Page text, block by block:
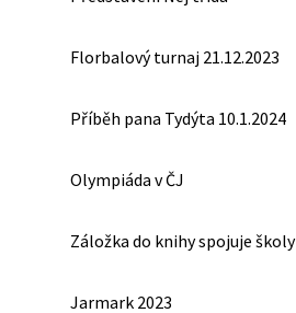
Florbalový turnaj 21.12.2023
Příběh pana Tydýta 10.1.2024
Olympiáda v ČJ
Záložka do knihy spojuje školy
Jarmark 2023